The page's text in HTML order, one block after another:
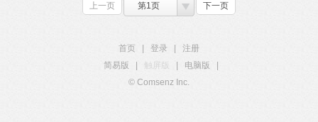
上一页 第1页 下一页
首页 登录
注册
简易版
触屏版 电脑版
© Comsenz Inc.